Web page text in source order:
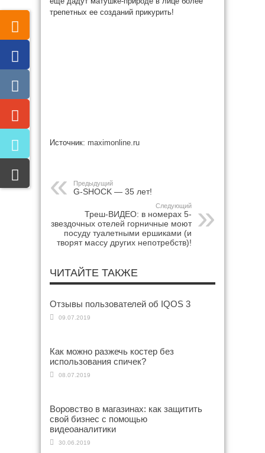
трепетных ее созданий прикурить!
Источник: maximonline.ru
Предыдущий
G-SHOCK — 35 лет!
Следующий
Треш-ВИДЕО: в номерах 5-
звездочных отелей горничные моют
посуду туалетными ершиками (и
творят массу других непотребств)!
ЧИТАЙТЕ ТАКЖЕ
Отзывы пользователей об IQOS 3
09.07.2019
Как можно разжечь костер без
использования спичек?
08.07.2019
Воровство в магазинах: как защитить
свой бизнес с помощью
видеоаналитики
30.06.2019